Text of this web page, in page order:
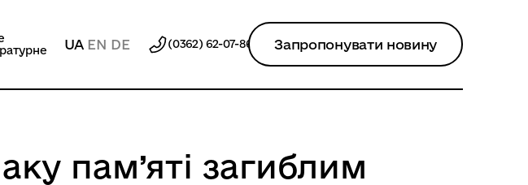
UA EN DE (0362) 62-07-86 Запропонувати новину
пам’яті загиблим